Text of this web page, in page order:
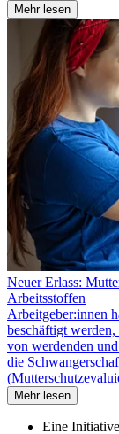
Mehr lesen
Neuer Erlass:
Arbeitsstoffen
Arbeitgeber:innen
beschäftigt
von werdenden
die
Mehr lesen
Eine